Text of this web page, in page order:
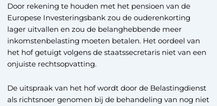
Door rekening te houden met het pensioen van de
Europese Investeringsbank zou de ouderenkorting
lager uitvallen en zou de belanghebbende meer
inkomstenbelasting moeten betalen. Het oordeel van
het hof getuigt volgens de staatssecretaris niet van een
onjuiste rechtsopvatting.
De uitspraak van het hof wordt door de Belastingdienst
als richtsnoer genomen bij de behandeling van nog niet